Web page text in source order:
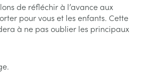
de réfléchir à l’avance aux
pour vous et les enfants. Cette
à ne pas oublier les principaux